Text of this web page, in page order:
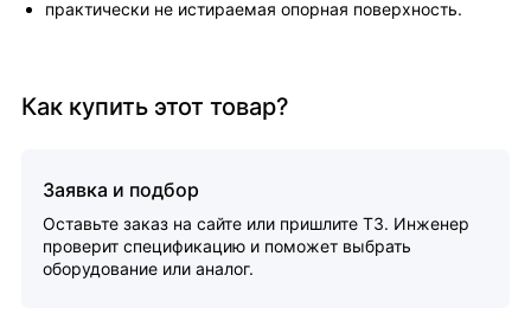
практически не истираемая опорная поверхность.
Как купить этот товар?
Заявка и подбор
Оставьте заказ на сайте или пришлите ТЗ. Инженер
проверит спецификацию и поможет выбрать
оборудование или аналог.